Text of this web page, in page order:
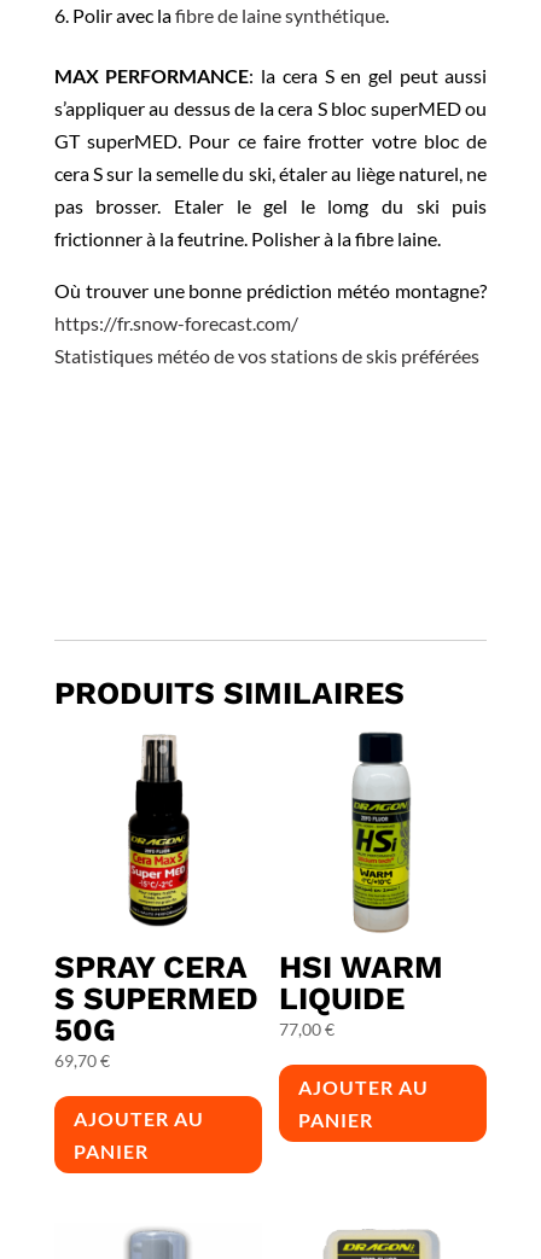
Polir avec lafibre de laine synthétique.
MAX PERFORMANCE: la cera S en gel peut aussi
s’appliquer au dessus de la cera S bloc superMED ou
GT superMED. Pour ce faire frotter votre bloc de
cera S sur la semelle du ski, étaler au liège naturel, ne
pas brosser. Etaler le gel le lomg du ski puis
frictionner à la feutrine. Polisher à la fibre laine.
Où trouver une bonne prédiction météo montagne?
https://fr.snow-forecast.com/
Statistiques météo de vos stations de skis préférées
PRODUITS SIMILAIRES
SPRAY CERA
S SUPERMED
50G
69,70€
AJOUTER AU
PANIER
HSI WARM
LIQUIDE
77,00€
AJOUTER AU
PANIER